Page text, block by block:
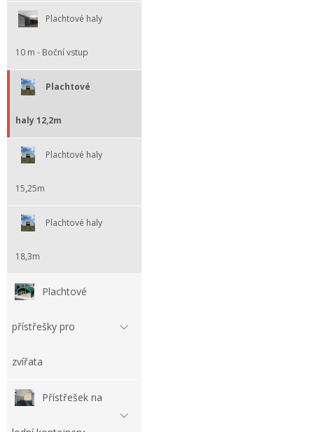
Plachtové haly
10 m - Boční vstup
Plachtové
haly 12,2m
Plachtové haly
15,25m
Plachtové haly
18,3m
Plachtové
přístřešky pro
zvířata
Přístřešek na